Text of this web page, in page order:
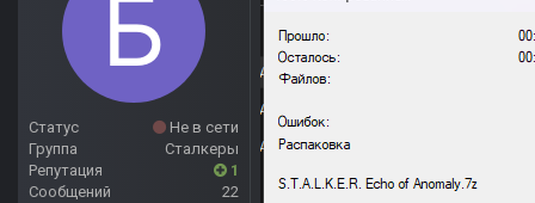
Статус
Не в сети
Группа
Сталкеры
Репутация
1
Сообщений
22